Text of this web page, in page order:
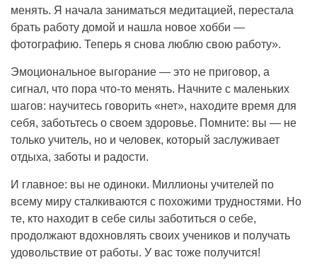
менять. Я начала заниматься медитацией, перестала
брать работу домой и нашла новое хобби —
фотографию. Теперь я снова люблю свою работу».
Эмоциональное выгорание — это не приговор, а
сигнал, что пора что-то менять. Начните с маленьких
шагов: научитесь говорить «нет», находите время для
себя, заботьтесь о своем здоровье. Помните: вы — не
только учитель, но и человек, который заслуживает
отдыха, заботы и радости.
И главное: вы не одиноки. Миллионы учителей по
всему миру сталкиваются с похожими трудностями. Но
те, кто находит в себе силы заботиться о себе,
продолжают вдохновлять своих учеников и получать
удовольствие от работы. У вас тоже получится!